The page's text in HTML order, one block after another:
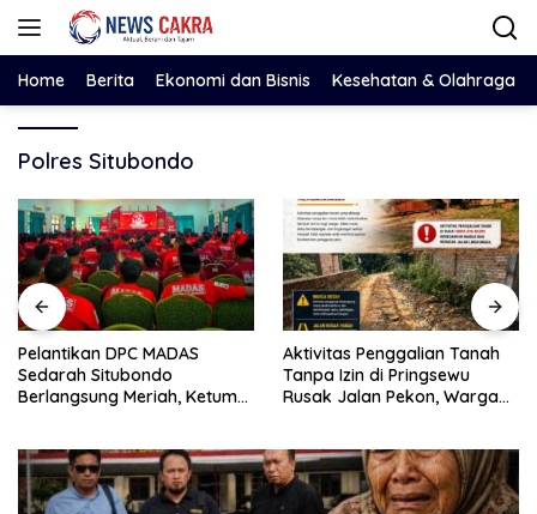
Langsung
Home Berita Ekonomi dan Bisnis Kesehatan & Olahraga
Polres Situbondo
Pelantikan DPC MADAS
Sedarah Situbondo
Berlangsung Meriah, Ketum
Masyarakat
Aktivitas Penggalian Tanah
Tanpa Izin di Pringsewu
Rusak Jalan Pekon, Warga